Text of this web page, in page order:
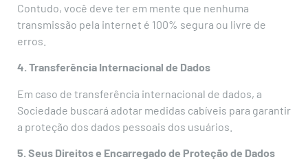
Contudo, você deve ter em mente que nenhuma
transmissão pela internet é 100% segura ou livre de
erros.
4. Transferência Internacional de Dados
Em caso de transferência internacional de dados, a
Sociedade buscará adotar medidas cabíveis para garantir
a proteção dos dados pessoais dos usuários.
5. Seus Direitos e Encarregado de Proteção de Dados